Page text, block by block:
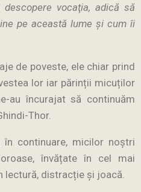
vocaţia, adică să
pe această lume şi cum îi
de poveste, ele chiar prind
lor iar părinții micuților
au încurajat să continuăm
Thor.
continuare, micilor noștri
învățate în cel mai
lectură, distracție și joacă.